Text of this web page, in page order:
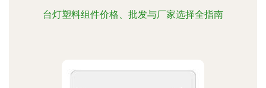
台灯塑料组件价格、批发与厂家选择全指南